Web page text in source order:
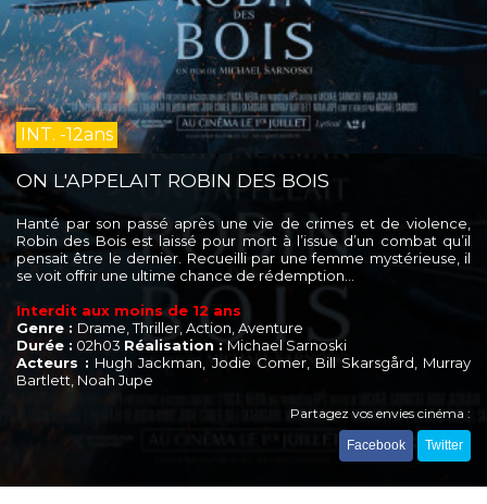
INT. -12ans
ON L'APPELAIT ROBIN DES BOIS
Hanté par son passé après une vie de crimes et de violence,
Robin des Bois est laissé pour mort à l’issue d’un combat qu’il
pensait être le dernier. Recueilli par une femme mystérieuse, il
se voit offrir une ultime chance de rédemption…
Interdit aux moins de 12 ans
Genre : Drame, Thriller, Action, Aventure
Durée : 02h03 Réalisation :Michael Sarnoski
Acteurs : Hugh Jackman, Jodie Comer, Bill Skarsgård, Murray
Bartlett, Noah Jupe
Partagez vos envies cinéma :
Facebook Twitter